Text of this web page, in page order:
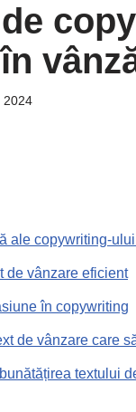
2024
ale copywriting-
de vânzare eficient
în copywriting
de vânzare care
textului